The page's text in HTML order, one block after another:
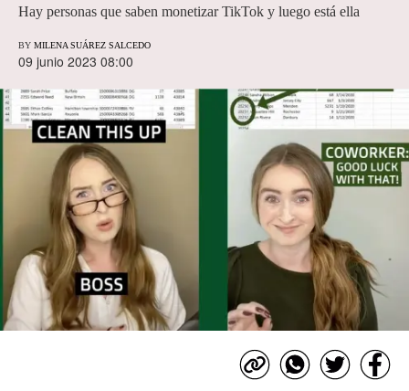
Hay personas que saben monetizar TikTok y luego está ella
BY MILENA SUÁREZ SALCEDO
09 junio 2023 08:00